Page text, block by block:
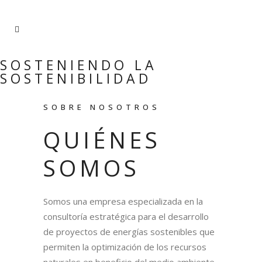
SOSTENIENDO LA
SOSTENIBILIDAD
SOBRE NOSOTROS
QUIÉNES
SOMOS
Somos una empresa especializada en la
consultoría estratégica para el desarrollo
de proyectos de energías sostenibles que
permiten la optimización de los recursos